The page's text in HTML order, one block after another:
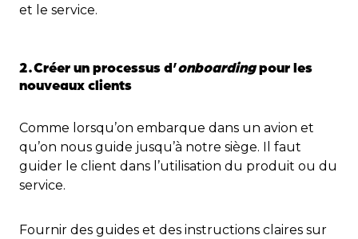
et le service.
2.Créer un processus d’onboardingpour les
nouveaux clients
Comme lorsqu’on embarque dans un avion et
qu’on nous guide jusqu’à notre siège. Il faut
guider le client dans l’utilisation du produit ou du
service.
Fournir des guides et des instructions claires sur